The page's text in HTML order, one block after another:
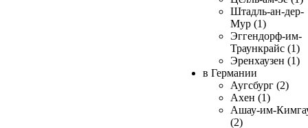
Штадль-ан-дер-
Мур (1)
Эггендорф-им-
Траункрайс (1)
Эренхаузен (1)
в Германии
Аугсбург (2)
Ахен (1)
Ашау-им-
(2)